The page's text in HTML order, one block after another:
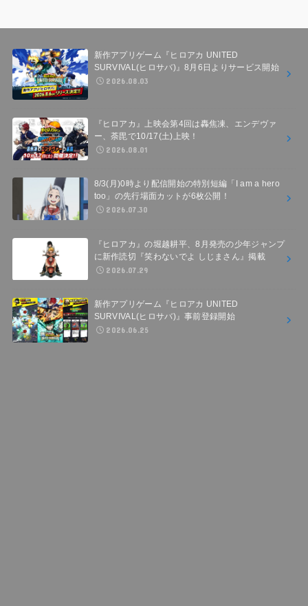
新作アプリゲーム『ヒロアカ UNITED
SURVIVAL(ヒロサバ)』8月6日よりサービス開始
2026.08.03
『ヒロアカ』上映会第4回は轟焦凍、エンデヴァ
ー、荼毘で10/17(土)上映！
2026.08.01
8/3(月)0時より配信開始の特別短編「I am a hero
too」の先行場面カットが6枚公開！
2026.07.30
『ヒロアカ』の堀越耕平、8月発売の少年ジャンプ
に新作読切『笑わないでよ しじまさん』掲載
2026.07.29
新作アプリゲーム『ヒロアカ UNITED
SURVIVAL(ヒロサバ)』事前登録開始
2026.06.25